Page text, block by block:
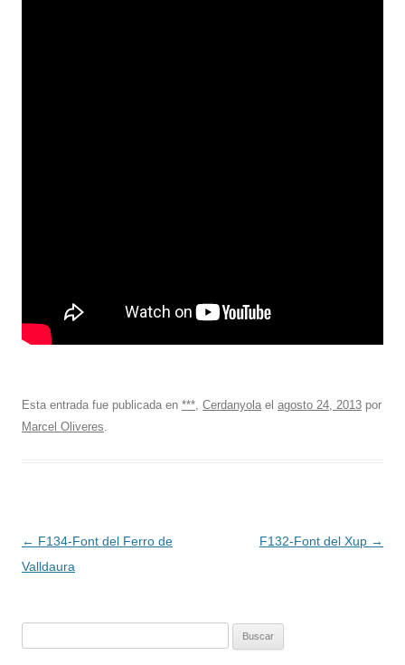
Esta entrada fue publicada en ***, Cerdanyola el agosto 24, 2013 por
Marcel Oliveres.
Navegación
de
← F134-Font del Ferro de
Valldaura
F132-Font del Xup →